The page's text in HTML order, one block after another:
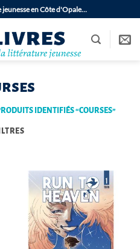
en Côte d'Opale…
IDENTIFIÉS “COURSES”